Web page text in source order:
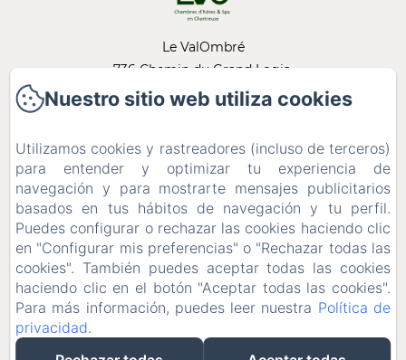
Le ValOmbré
736 Chemin du Grand Logis,
38380 - Saint-Pierre-de-Chartreuse
Inicio
Habitaciones
Espace Bien être
Galerie Photos
Contacto
Nuestro sitio web utiliza cookies
Utilizamos cookies y rastreadores (incluso de terceros)
para entender y optimizar tu experiencia de
navegación y para mostrarte mensajes publicitarios
basados en tus hábitos de navegación y tu perfil.
Puedes configurar o rechazar las cookies haciendo clic
en "Configurar mis preferencias" o "Rechazar todas las
cookies". También puedes aceptar todas las cookies
haciendo clic en el botón "Aceptar todas las cookies".
Para más información, puedes leer nuestra Política de
privacidad.